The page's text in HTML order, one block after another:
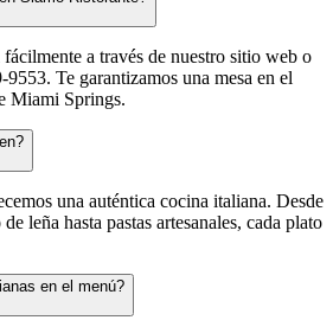
fácilmente a través de nuestro sitio web o
Te garantizamos una mesa en el
Miami Springs.
una auténtica cocina italiana. Desde
leña hasta pastas artesanales, cada plato
en el menú?